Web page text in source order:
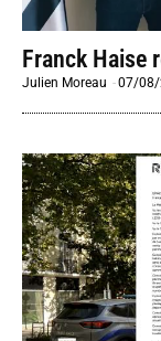
Franck Haise
Julien Moreau -07/